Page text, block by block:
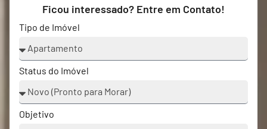
Ficou interessado? Entre em Contato!
Tipo de Imóvel
Status do Imóvel
Objetivo